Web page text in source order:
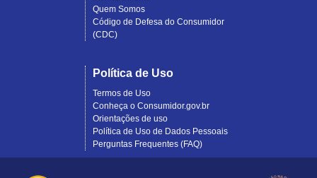
Quem Somos
Código de Defesa do Consumidor
(CDC)
Política de Uso
Termos de Uso
Conheça o Consumidor.gov.br
Orientações de uso
Política de Uso de Dados Pessoais
Perguntas Frequentes (FAQ)